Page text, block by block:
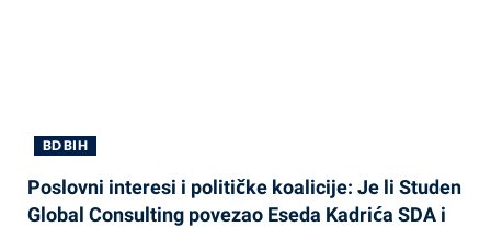
BD BIH
Poslovni interesi i političke koalicije: Je li Studen
Global Consulting povezao Eseda Kadrića SDA i